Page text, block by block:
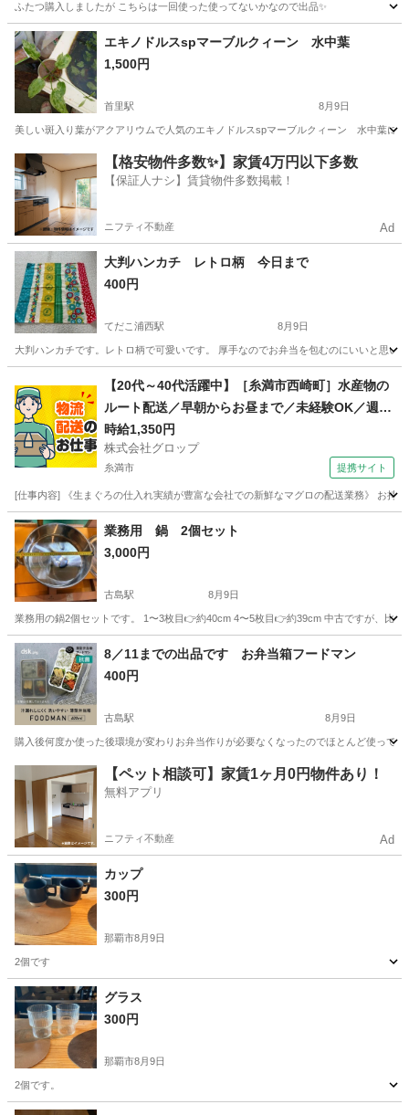
ふたつ購入しましたが こちらは一回使った使ってないかなので出品✨️
沖縄 うるま市 てだこ浦西駅 ピクニック
エキノドルスspマーブルクィーン 水中葉
1,500円
首里駅 8月9日
美しい斑入り葉がアクアリウムで人気のエキノドルスspマーブルクィーン 水中葉に
沖縄 島尻郡 首里駅 生活雑貨 エキノドルス
【格安物件多数✨】家賃4万円以下多数
【保証人ナシ】賃貸物件多数掲載！
ニフティ不動産 Ad
大判ハンカチ レトロ柄 今日まで
400円
てだこ浦西駅 8月9日
大判ハンカチです。レトロ柄で可愛いです。 厚手なのでお弁当を包むのにいいと思
てだこ浦西駅 食器 レトロ
【20代～40代活躍中】［糸満市西崎町］水産物の
ルート配送／早朝からお昼まで／未経験OK／週休
2日／時給1,350円＋ガソリン代／正社員登用前提
時給1,350円
株式会社グロップ
糸満市 提携サイト
[仕事内容] 《生まぐろの仕入れ実績が豊富な会社での新鮮なマグロの配送業務》 お持
沖縄 糸満市 ドライバー
業務用 鍋 2個セット
3,000円
古島駅 8月9日
業務用の鍋2個セットです。 1〜3枚目👉約40cm 4〜5枚目👉約39cm 中古ですが、比
沖縄 浦添市 古島駅 調理器具 業務用
8／11までの出品です お弁当箱フードマン
400円
古島駅 8月9日
購入後何度か使った後環境が変わりお弁当作りが必要なくなったのでほとんど使っ
浦添市 古島駅 生活雑貨 弁当箱
【ペット相談可】家賃1ヶ月0円物件あり！
無料アプリ
ニフティ不動産 Ad
カップ
300円
那覇市8月9日
2個です
沖縄 那覇市 食器
グラス
300円
那覇市8月9日
2個です。